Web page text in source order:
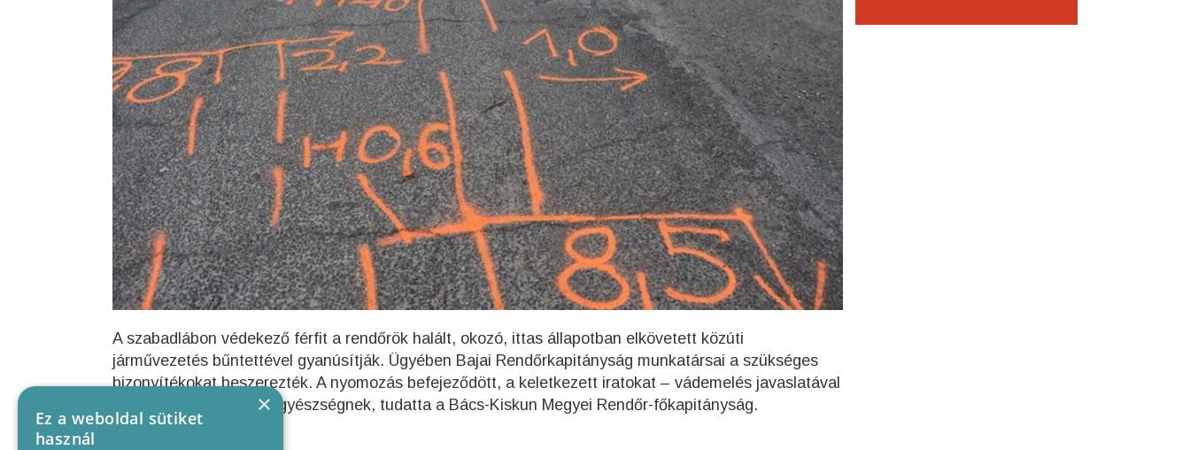
A szabadlábon védekező férfit a rendőrök halált, okozó, ittas állapotban elkövetett közúti
járművezetés bűntettével gyanúsítják. Ügyében Bajai Rendőrkapitányság munkatársai a szükséges
bizonyítékokat beszerezték. A nyomozás befejeződött, a keletkezett iratokat – vádemelés javaslatával
– átadták az illetékes ügyészségnek, tudatta a Bács-Kiskun Megyei Rendőr-főkapitányság.
×
Ez a weboldal sütiket
használ